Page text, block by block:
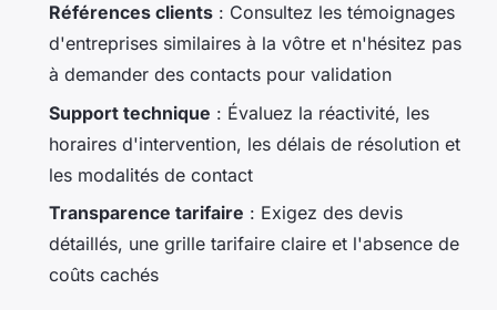
Références clients : Consultez les témoignages
d'entreprises similaires à la vôtre et n'hésitez pas
à demander des contacts pour validation
Support technique : Évaluez la réactivité, les
horaires d'intervention, les délais de résolution et
les modalités de contact
Transparence tarifaire : Exigez des devis
détaillés, une grille tarifaire claire et l'absence de
coûts cachés